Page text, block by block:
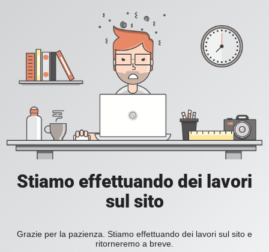
Stiamo effettuando dei lavori
sul sito
Grazie per la pazienza. Stiamo effettuando dei lavori sul sito e
ritorneremo a breve.